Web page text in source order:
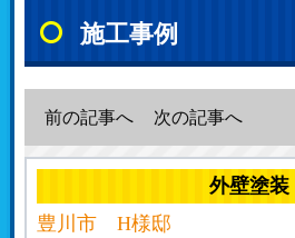
施工事例
前の記事へ 次の記事へ
外壁塗装
豊川市 H様邸